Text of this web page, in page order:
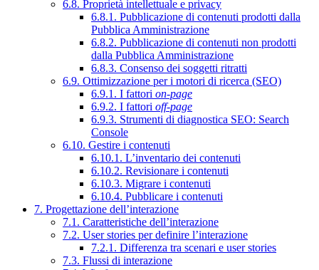
6.8. Proprietà intellettuale e privacy
6.8.1. Pubblicazione di contenuti prodotti dalla
Pubblica Amministrazione
6.8.2. Pubblicazione di contenuti non prodotti
dalla Pubblica Amministrazione
6.8.3. Consenso dei soggetti ritratti
6.9. Ottimizzazione per i motori di ricerca (SEO)
6.9.1. I fattori on-page
6.9.2. I fattori off-page
6.9.3. Strumenti di diagnostica SEO: Search
Console
6.10. Gestire i contenuti
6.10.1. L’inventario dei contenuti
6.10.2. Revisionare i contenuti
6.10.3. Migrare i contenuti
6.10.4. Pubblicare i contenuti
7. Progettazione dell’interazione
7.1. Caratteristiche dell’interazione
7.2. User stories per definire l’interazione
7.2.1. Differenza tra scenari e user stories
7.3. Flussi di interazione